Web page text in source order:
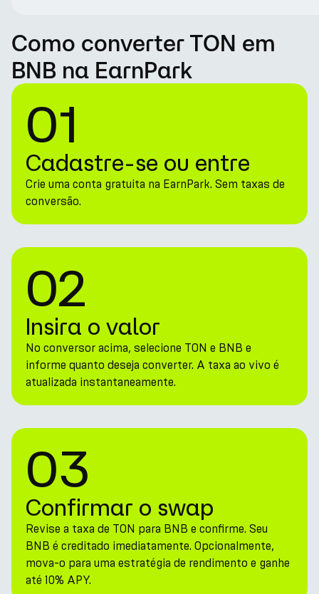
Como converter TON em
BNB na EarnPark
01
Cadastre-se ou entre
Crie uma conta gratuita na EarnPark. Sem taxas de
conversão.
02
Insira o valor
No conversor acima, selecione TON e BNB e
informe quanto deseja converter. A taxa ao vivo é
atualizada instantaneamente.
03
Confirmar o swap
Revise a taxa de TON para BNB e confirme. Seu
BNB é creditado imediatamente. Opcionalmente,
mova-o para uma estratégia de rendimento e ganhe
até 10% APY.